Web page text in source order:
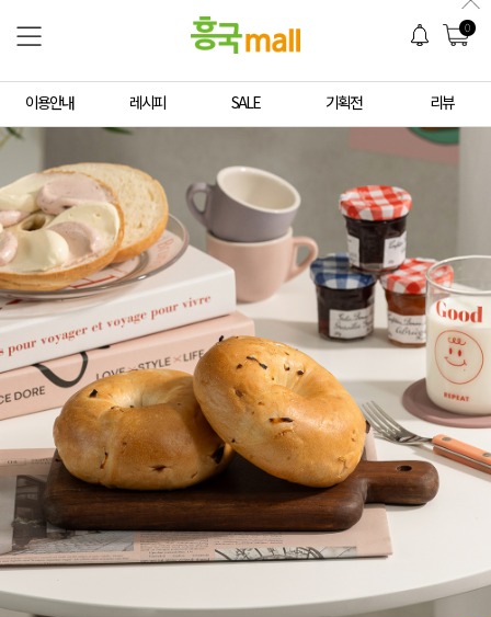
0
이용안내 레시피 SALE 기획전 리뷰